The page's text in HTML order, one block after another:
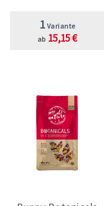
1 Variante
ab 15,15 €